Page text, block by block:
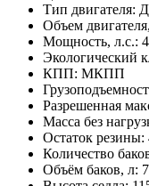
Тип двигателя:
Объем
Мощность, л.с.:
Экологический
КПП: МКПП
Разрешенная
Масса без
Остаток резины:
Количество
Объём баков, л: